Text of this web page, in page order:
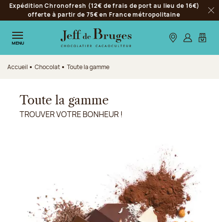
Aller à la navigation
Aller au contenu principal
Aller au pied de page
Expédition Chronofresh (12€ de frais de port au lieu de 16€)
offerte à partir de 75€ en France métropolitaine
MENU Nos boutiques
S’identifier
Mon
Accueil Chocolat Toute la gamme
Toute la gamme
TROUVER VOTRE BONHEUR !